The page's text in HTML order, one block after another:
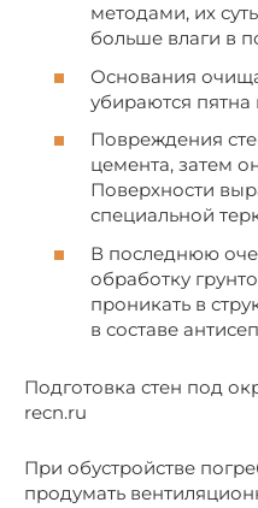
методами, их
больше влаги в
Основания
убираются пятна
Повреждения
цемента, затем
Поверхности
специальной
В последнюю
обработку
проникать в
в составе
Подготовка стен под
recn.ru
При обустройстве
продумать